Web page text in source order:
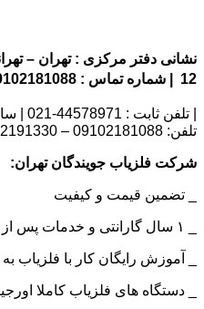
نشانی دفتر مرکزی : تهران –
12 | شماره تماس : 09102181088
| تلفن ثابت : 44578971-021 | ساعات تماس همه روزه 9 الی 18
تلفن: 09102181088 – 09102191330
شرکت فلزیاب جویندگان تهران:
_ تضمین قیمت و کیفیت
_ آموزش رایگان کار با فلزیاب
_ دستگاه های فلزیاب کاملا